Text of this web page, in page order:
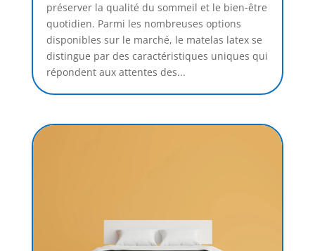
préserver la qualité du sommeil et le bien-être
quotidien. Parmi les nombreuses options
disponibles sur le marché, le matelas latex se
distingue par des caractéristiques uniques qui
répondent aux attentes des...